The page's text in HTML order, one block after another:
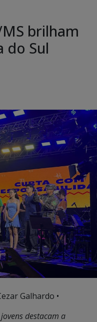
brilham
do Sul
Galhardo •
destacam a